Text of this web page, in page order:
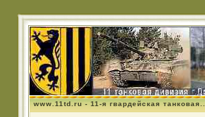
www.11td.ru - 11-я гвардейская танковая...